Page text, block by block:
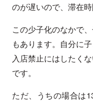
のが遅いので、滞在時
この少子化のなかで
もあります。自分に
入店禁止にはしたく
です。
ただ、うちの場合は